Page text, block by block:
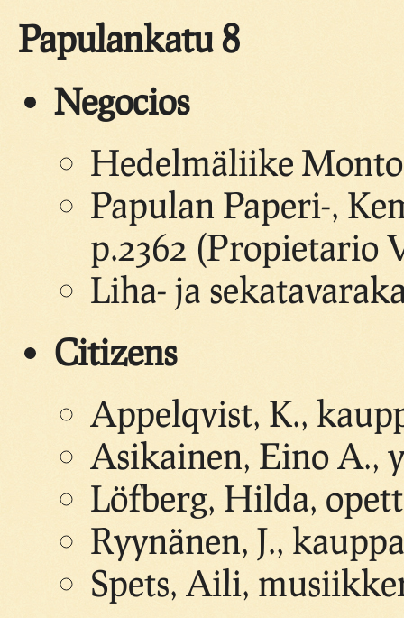
Papulankatu 8
Negocios
Hedelmäliike
Papulan Paperi-,
p.2362 (Propietario
Liha- ja
Citizens
Appelqvist, K.,
Asikainen, Eino A.,
Löfberg, Hilda,
Ryynänen, J.,
Spets, Aili,